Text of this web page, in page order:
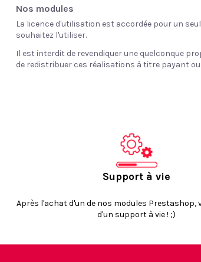
Nos modules
La licence d'utilisation est accordée pour un
souhaitez l'utiliser.
Il est interdit de revendiquer une quelconque
de redistribuer ces réalisations à titre payant
Support à vie
Après l'achat d'un de nos modules Prestashop,
d'un support à vie ! ;)